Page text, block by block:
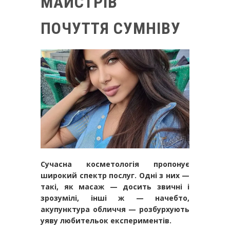
ПОЧУТТЯ СУМНІВУ
Сучасна косметологія пропонує
широкий спектр послуг. Одні з них —
такі, як масаж — досить звичні і
зрозумілі, інші ж — начебто,
акупунктура обличчя — розбурхують
уяву любительок експериментів.